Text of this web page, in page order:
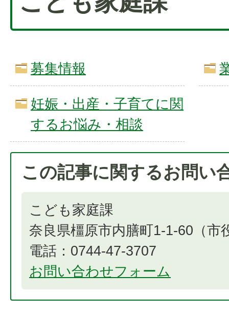
募集情報
妊娠・出産・子育てに関
するお悩み・相談
この記事に関するお問い
こども家庭課
奈良県橿原市内膳町1-1-60（市
電話：0744-47-3707
お問い合わせフォーム